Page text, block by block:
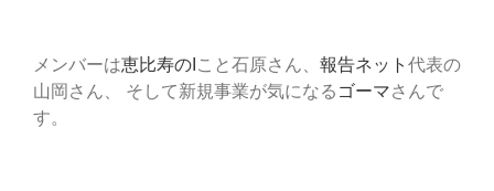
メンバーは恵比寿のI こと石原さん、 報告ネット 代表の
山岡さん、 そして新規事業が気になる ゴーマさんで
す。